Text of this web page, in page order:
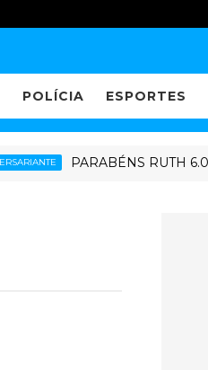
POLÍCIA ESPORTES
PARABÉNS RUTH 6.0